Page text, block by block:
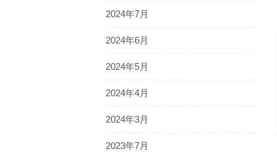
2024年7月
2024年6月
2024年5月
2024年4月
2024年3月
2023年7月